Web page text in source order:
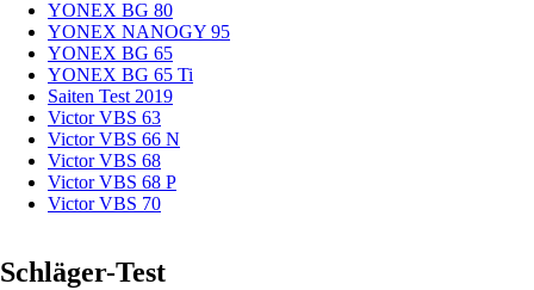
YONEX BG 80
YONEX NANOGY 95
YONEX BG 65
YONEX BG 65 Ti
Saiten Test 2019
Victor VBS 63
Victor VBS 66 N
Victor VBS 68
Victor VBS 68 P
Victor VBS 70
Schläger-Test